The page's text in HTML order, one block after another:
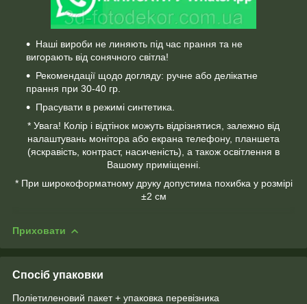
Наші вироби не линяють під час прання та не
вигорають від сонячного світла!
Рекомендації щодо догляду: ручне або делікатне
прання при 30-40 гр.
Прасувати в режимі синтетика.
* Увага! Колір і відтінок можуть відрізнятися, залежно від
налаштувань монітора або екрана телефону, планшета
(яскравість, контраст, насиченість), а також освітлення в
Вашому приміщенні.
* При широкоформатному друку допустима похибка у розмірі
±2 см
Приховати
Спосіб упаковки
Поліетиленовий пакет + упаковка перевізника